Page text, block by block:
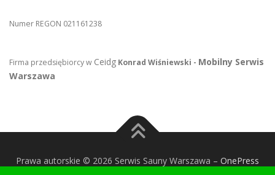
Numer REGON 021161238
Firma przedsiębiorcy w Ceidg Konrad Wiśniewski - Mobilny Serwis
Warszawa
Prawa autorskie © 2026 Serwis Sauny Warszawa – OnePress